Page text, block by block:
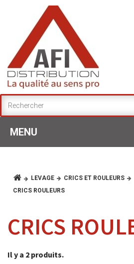
MENU
LEVAGE
CRICS ET ROULEURS
CRICS ROULEURS
CRICS
Il y a 2 produits.